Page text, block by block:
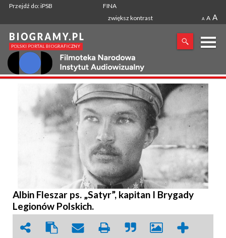
Przejdź do: iPSB
FINA
zwiększ kontrast
A A A
X
SZUKANA FRAZA
Albin Fleszar ps. „Satyr”, kapitan I Brygady
Legionów Polskich.